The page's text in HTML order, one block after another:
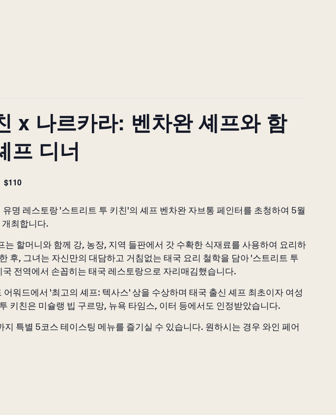
x 나르카라: 벤차완 셰프와 함
프 디너
$110
명 레스토랑 '스트리트 투 키친'의 셰프 벤차완 자브통 페인터를 초청하여 5월
최합니다.
할머니와 함께 강, 농장, 지역 들판에서 갓 수확한 식재료를 사용하여 요리하
후, 그녀는 자신만의 대담하고 거침없는 태국 요리 철학을 담아 '스트리트 투
전역에서 손꼽히는 태국 레스토랑으로 자리매김했습니다.
워드에서 '최고의 셰프: 텍사스' 상을 수상하며 태국 출신 셰프 최초이자 여성
키친은 미슐랭 빕 구르망, 뉴욕 타임스, 이터 등에서도 인정받았습니다.
특별 5코스 테이스팅 메뉴를 즐기실 수 있습니다. 원하시는 경우 와인 페어